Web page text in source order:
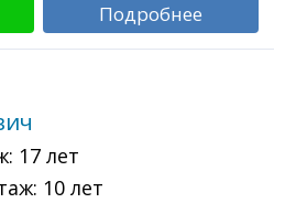
Подробнее
17 лет
10 лет